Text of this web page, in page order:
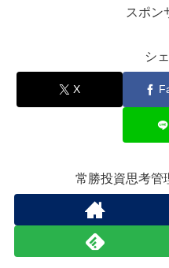
スポン
シ
X
常勝投資思考管